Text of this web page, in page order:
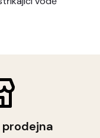
prodejna